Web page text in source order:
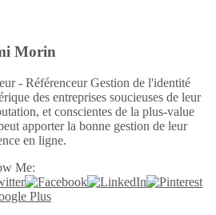
Morin
- Référenceur Gestion de l'identité
des entreprises soucieuses de leur
et conscientes de la plus-value
apporter la bonne gestion de leur
en ligne.
Me: